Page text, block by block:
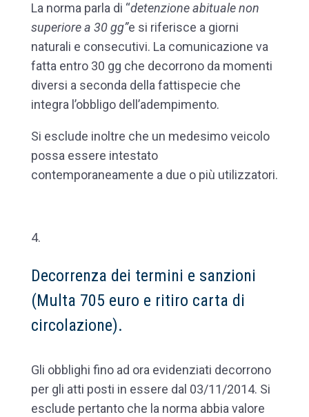
La norma parla di “detenzione abituale non
superiore a 30 gg”e si riferisce a giorni
naturali e consecutivi. La comunicazione va
fatta entro 30 gg che decorrono da momenti
diversi a seconda della fattispecie che
integra l’obbligo dell’adempimento.
Si esclude inoltre che un medesimo veicolo
possa essere intestato
contemporaneamente a due o più utilizzatori.
Decorrenza dei termini e sanzioni
(Multa 705 euro e ritiro carta di
circolazione).
Gli obblighi fino ad ora evidenziati decorrono
per gli atti posti in essere dal 03/11/2014. Si
esclude pertanto che la norma abbia valore